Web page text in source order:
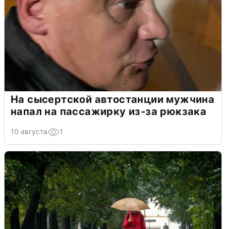
На сысертской автостанции мужчина
напал на пассажирку из-за рюкзака
10 августа 1